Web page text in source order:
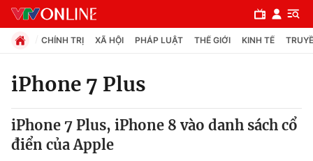
Chuyên mục
Chính trị
CHÍNH TRỊ XÃ HỘI PHÁP LUẬT THẾ GIỚI KINH TẾ
iPhone 7 Plus
iPhone 7 Plus, iPhone 8 vào danh sách cổ
điển của Apple